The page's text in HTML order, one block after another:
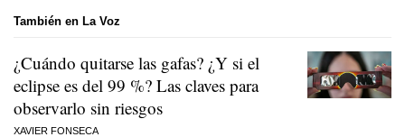
También en La Voz
¿Cuándo quitarse las gafas? ¿Y si el
eclipse es del 99 %? Las claves para
observarlo sin riesgos
XAVIER FONSECA